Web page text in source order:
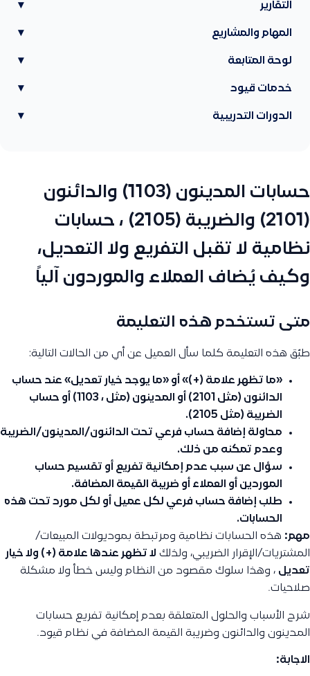
التقارير ▾
المهام والمشاريع ▾
لوحة المتابعة ▾
خدمات قيود ▾
الدورات التدريبية ▾
حسابات المدينون (1103) والدائنون
(2101) والضريبة (2105) ، حسابات
نظامية لا تقبل التفريع ولا التعديل،
وكيف يُضاف العملاء والموردون آلياً
متى تستخدم هذه التعليمة
طبّق هذه التعليمة كلما سأل العميل عن أي من الحالات التالية:
«ما تظهر علامة (+)» أو «ما يوجد خيار تعديل» عند حساب
الدائنون (مثل 2101) أو المدينون (مثل ، 1103) أو حساب
الضريبة (مثل 2105).
محاولة إضافة حساب فرعي تحت الدائنون/المدينون/الضريبة
وعدم تمكنه من ذلك.
سؤال عن سبب عدم إمكانية تفريع أو تقسيم حساب
الموردين أو العملاء أو ضريبة القيمة المضافة.
طلب إضافة حساب فرعي لكل عميل أو لكل مورد تحت هذه
الحسابات.
مهم: هذه الحسابات نظامية ومرتبطة بموديولات المبيعات/
المشتريات/الإقرار الضريبي، ولذلك لا تظهر عندها علامة (+) ولا خيار
تعديل ، وهذا سلوك مقصود من النظام وليس خطأ ولا مشكلة
صلاحيات.
شرح الأسباب والحلول المتعلقة بعدم إمكانية تفريع حسابات
المدينون والدائنون وضريبة القيمة المضافة في نظام قيود.
الاجابة: